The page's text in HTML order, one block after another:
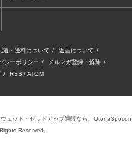
送・送料について / 返品について /
シーポリシー / メルマガ登録・解除 /
/ RSS / ATOM
ェット・セットアップ通販なら、OtonaSpocon
Reserved.